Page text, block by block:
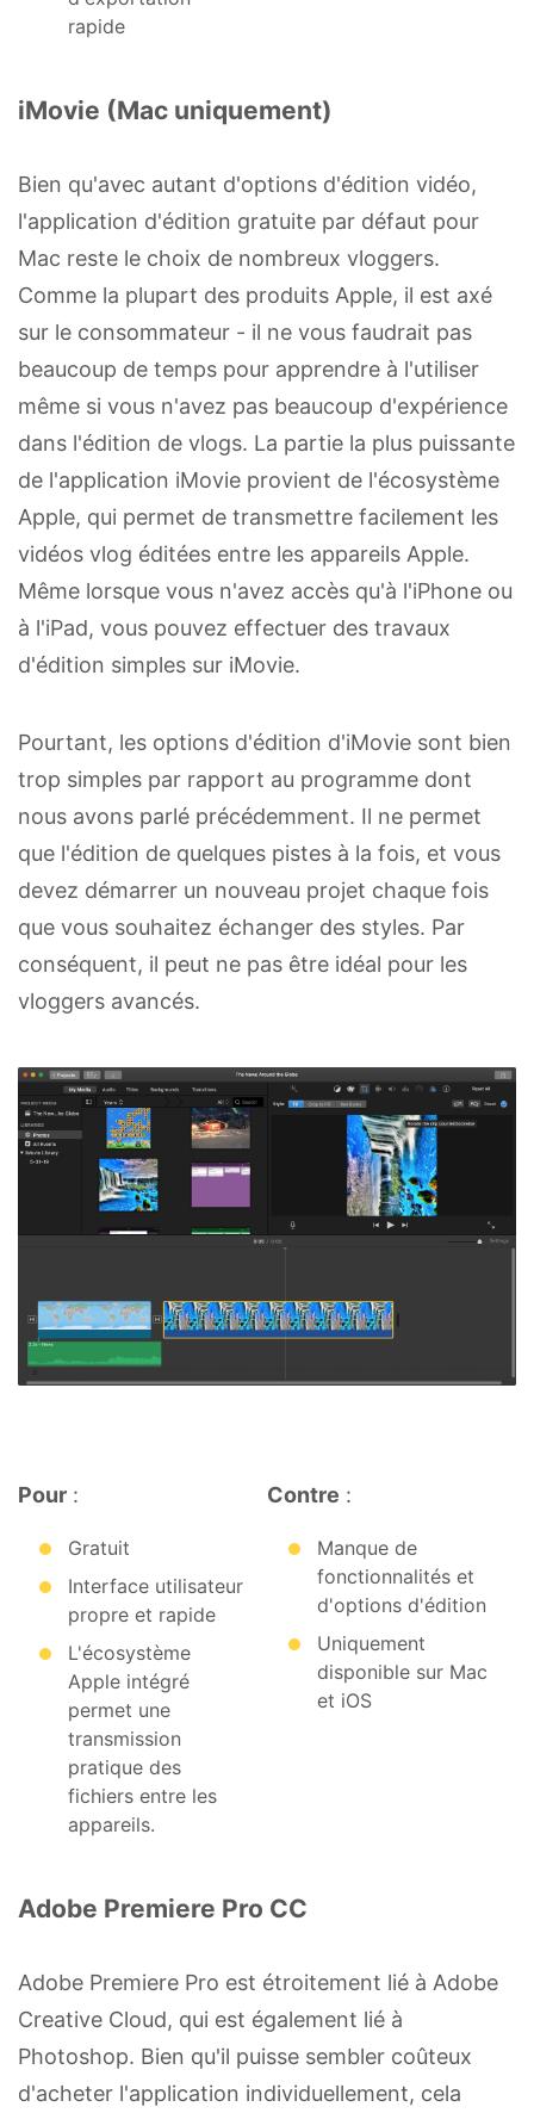
rapide
iMovie (Mac uniquement)
Bien qu'avec autant d'options d'édition vidéo,
l'application d'édition gratuite par défaut pour
Mac reste le choix de nombreux vloggers.
Comme la plupart des produits Apple, il est axé
sur le consommateur - il ne vous faudrait pas
beaucoup de temps pour apprendre à l'utiliser
même si vous n'avez pas beaucoup d'expérience
dans l'édition de vlogs. La partie la plus puissante
de l'application iMovie provient de l'écosystème
Apple, qui permet de transmettre facilement les
vidéos vlog éditées entre les appareils Apple.
Même lorsque vous n'avez accès qu'à l'iPhone ou
à l'iPad, vous pouvez effectuer des travaux
d'édition simples sur iMovie.
Pourtant, les options d'édition d'iMovie sont bien
trop simples par rapport au programme dont
nous avons parlé précédemment. Il ne permet
que l'édition de quelques pistes à la fois, et vous
devez démarrer un nouveau projet chaque fois
que vous souhaitez échanger des styles. Par
conséquent, il peut ne pas être idéal pour les
vloggers avancés.
Pour :
Gratuit
Interface utilisateur
propre et rapide
L'écosystème
Apple intégré
permet une
transmission
pratique des
fichiers entre les
appareils.
Contre :
Manque de
fonctionnalités et
d'options d'édition
Uniquement
disponible sur Mac
et iOS
Adobe Premiere Pro CC
Adobe Premiere Pro est étroitement lié à Adobe
Creative Cloud, qui est également lié à
Photoshop. Bien qu'il puisse sembler coûteux
d'acheter l'application individuellement, cela